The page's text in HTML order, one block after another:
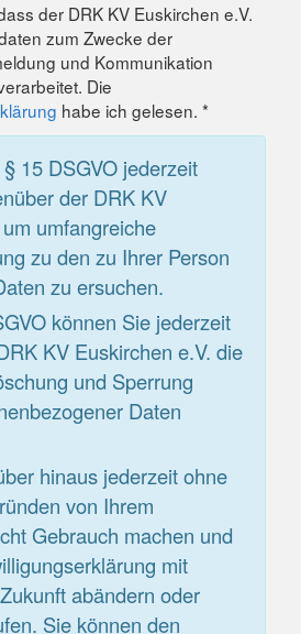
der DRK KV Euskirchen e.V.
zum Zwecke der
und Kommunikation
Die
habe ich gelesen. *
15 DSGVO jederzeit
der DRK KV
umfangreiche
zu den zu Ihrer Person
zu ersuchen.
können Sie jederzeit
KV Euskirchen e.V. die
und Sperrung
Daten
hinaus jederzeit ohne
von Ihrem
Gebrauch machen und
mit
abändern oder
Sie können den